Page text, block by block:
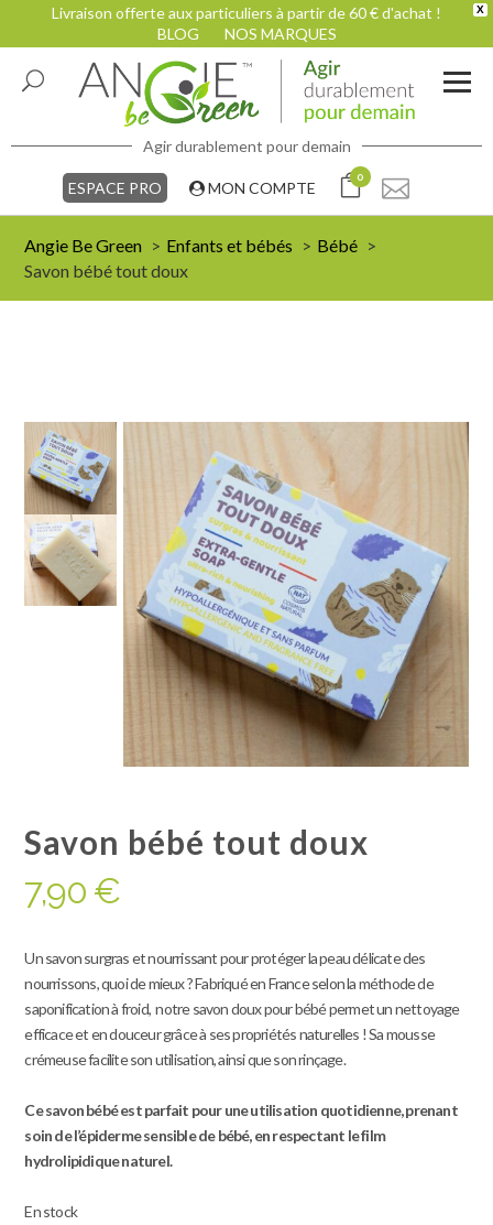
X
Livraison offerte aux particuliers à partir de 60 € d'achat !
BLOG
NOS MARQUES
Agir durablement pour demain
ESPACE PRO MON COMPTE
0
Angie Be Green Enfants et bébés
Bébé
Savon bébé tout doux
Savon bébé tout doux
7,90€
Un savon surgras et nourrissant pour protéger la peau délicate des
nourrissons, quoi de mieux ? Fabriqué en France selon la méthode de
saponification à froid, notre savon doux pour bébé permet un nettoyage
efficace et en douceur grâce à ses propriétés naturelles ! Sa mousse
crémeuse facilite son utilisation, ainsi que son rinçage.
Ce savon bébé est parfait pour une utilisation quotidienne, prenant
soin de l’épiderme sensible de bébé, en respectant le film
hydrolipidique naturel.
En stock